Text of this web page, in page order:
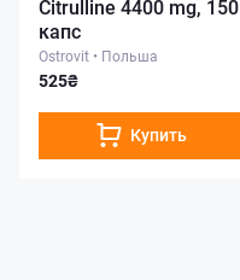
Citrulline 4400 mg, 150
капс
Ostrovit • Польша
525₴
Купить